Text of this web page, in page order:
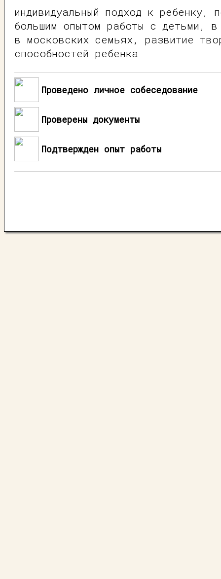
индивидуальный подход к ребенку,
большим опытом работы с детьми,
в московских семьях, развитие
способностей ребенка
Проведено личное собеседование
Проверены документы
Подтвержден опыт работы